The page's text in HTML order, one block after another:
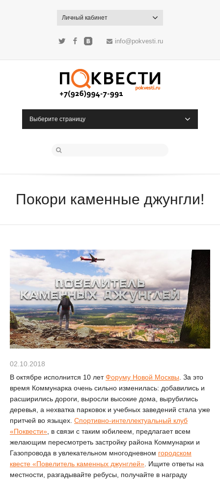
Личный кабинет
Twitter FacebookВКонтактеinfo@pokvesti.ru
Выберите страницу
Покори каменные джунгли!
02.10.2018
В октябре исполнится 10 летФоруму Новой Москвы. За это
время Коммунарка очень сильно изменилась: добавились и
расширились дороги, выросли высокие дома, вырубились
деревья, а нехватка парковок и учебных заведений стала уже
притчей во языцех. Спортивно-интеллектуальный клуб
«Поквести», в связи с таким юбилеем, предлагает всем
желающим пересмотреть застройку района Коммунарки и
Газопровода в увлекательном многодневном городском
квесте «Повелитель каменных джунглей». Ищите ответы на
местности, разгадывайте ребусы, получайте в награду